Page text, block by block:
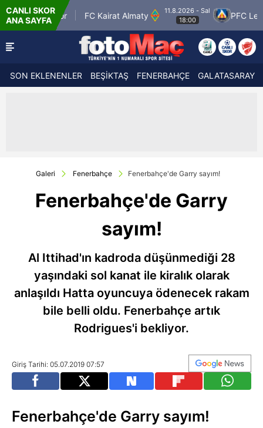
CANLI SKOR
ANA SAYFAFC Kairat Almaty
11.8.2026 - Sal
18:00
PFC Levski Sofya
SON EKLENENLER BEŞİKTAŞ FENERBAHÇE GALATASARAY
Galeri Fenerbahçe Fenerbahçe'de Garry sayım!
Fenerbahçe'de Garry
sayım!
Al Ittihad'ın kadroda düşünmediği 28
yaşındaki sol kanat ile kiralık olarak
anlaşıldı Hatta oyuncuya ödenecek rakam
bile belli oldu. Fenerbahçe artık
Rodrigues'i bekliyor.
Giriş Tarihi: 05.07.2019 07:57
Fenerbahçe'de Garry sayım!